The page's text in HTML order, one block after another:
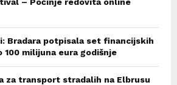
i: Bradara potpisala set financijskih
100 milijuna eura godišnje
za transport stradalih na Elbrusu